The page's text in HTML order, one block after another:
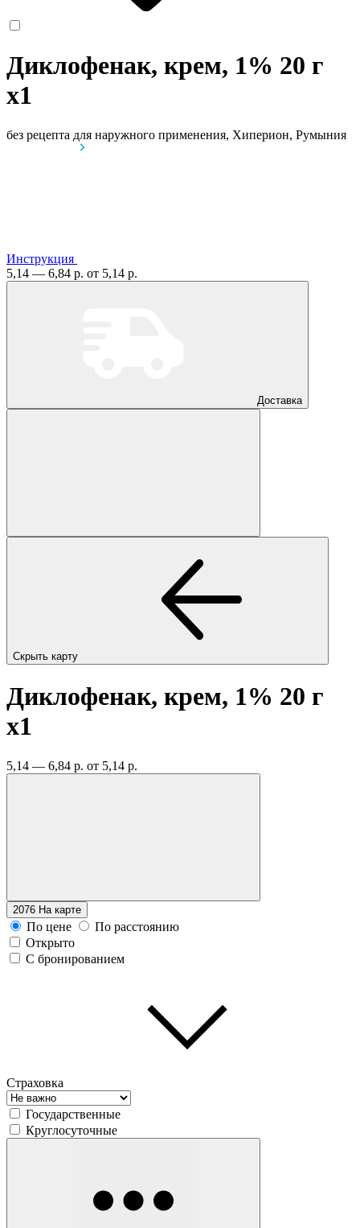
Диклофенак, крем, 1% 20 г
x1
без рецепта для наружного применения, Хиперион, Румыния
Инструкция
5,14 — 6,84 р. от 5,14 р.
Доставка
Скрыть карту
Диклофенак, крем, 1% 20 г
x1
5,14 — 6,84 р. от 5,14 р.
2076 На карте
По цене
По расстоянию
Открыто
С бронированием
Страховка
Государственные
Круглосуточные